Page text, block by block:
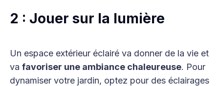
2 : Jouer sur la lumière
Un espace extérieur éclairé va donner de la vie et
va favoriser une ambiance chaleureuse. Pour
dynamiser votre jardin, optez pour des éclairages